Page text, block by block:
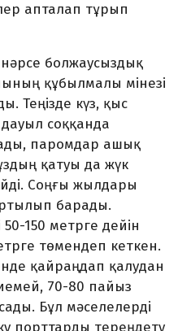
апталап тұрып
бол­жаусыздық
құбылмалы мінезі
Теңізде күз, қыс
соққанда
паромдар ашық
қатуы да жүк
Соңғы жылдары
барады.
150 метрге дейін
төмендеп кеткен.
қайраңдап қалудан
70-80 пайыз
Бұл мәселелерді
порттарды тереңдету